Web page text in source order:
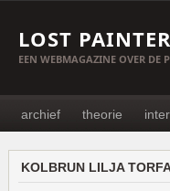
LOST
EEN WEBMAGAZINE OVER DE
archief theorie
KOLBRUN LILJA